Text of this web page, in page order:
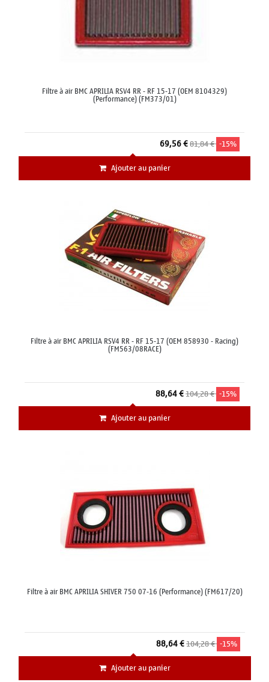
Filtre à air BMC APRILIA RSV4 RR - RF 15-17 (OEM 8104329)
(Performance) (FM373/01)
69,56 €81,84 € -15%
Ajouter au panier
Filtre à air BMC APRILIA RSV4 RR - RF 15-17 (OEM 858930 - Racing)
(FM563/08RACE)
88,64 €104,28 € -15%
Ajouter au panier
Filtre à air BMC APRILIA SHIVER 750 07-16 (Performance) (FM617/20)
88,64 €104,28 € -15%
Ajouter au panier